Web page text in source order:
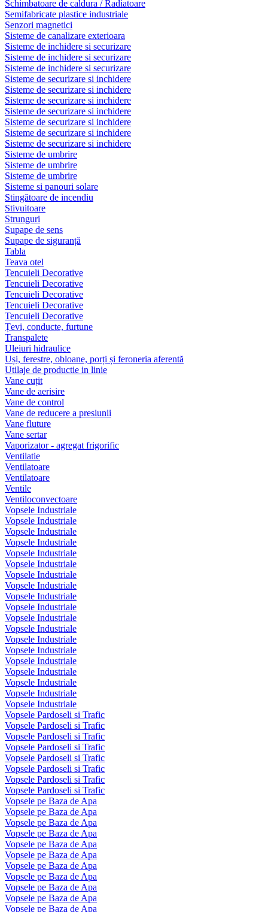
Schimbatoare de caldura / Radiatoare
Semifabricate plastice industriale
Senzori magnetici
Sisteme de canalizare exterioara
Sisteme de inchidere si securizare
Sisteme de inchidere si securizare
Sisteme de inchidere si securizare
Sisteme de securizare si inchidere
Sisteme de securizare si inchidere
Sisteme de securizare si inchidere
Sisteme de securizare si inchidere
Sisteme de securizare si inchidere
Sisteme de securizare si inchidere
Sisteme de securizare si inchidere
Sisteme de umbrire
Sisteme de umbrire
Sisteme de umbrire
Sisteme si panouri solare
Stingătoare de incendiu
Stivuitoare
Strunguri
Supape de sens
Supape de siguranță
Tabla
Teava otel
Tencuieli Decorative
Tencuieli Decorative
Tencuieli Decorative
Tencuieli Decorative
Tencuieli Decorative
Țevi, conducte, furtune
Transpalete
Uleiuri hidraulice
Uși, ferestre, obloane, porți și feroneria aferentă
Utilaje de productie in linie
Vane cuțit
Vane de aerisire
Vane de control
Vane de reducere a presiunii
Vane fluture
Vane sertar
Vaporizator - agregat frigorific
Ventilatie
Ventilatoare
Ventilatoare
Ventile
Ventiloconvectoare
Vopsele Industriale
Vopsele Industriale
Vopsele Industriale
Vopsele Industriale
Vopsele Industriale
Vopsele Industriale
Vopsele Industriale
Vopsele Industriale
Vopsele Industriale
Vopsele Industriale
Vopsele Industriale
Vopsele Industriale
Vopsele Industriale
Vopsele Industriale
Vopsele Industriale
Vopsele Industriale
Vopsele Industriale
Vopsele Industriale
Vopsele Industriale
Vopsele Pardoseli si Trafic
Vopsele Pardoseli si Trafic
Vopsele Pardoseli si Trafic
Vopsele Pardoseli si Trafic
Vopsele Pardoseli si Trafic
Vopsele Pardoseli si Trafic
Vopsele Pardoseli si Trafic
Vopsele Pardoseli si Trafic
Vopsele pe Baza de Apa
Vopsele pe Baza de Apa
Vopsele pe Baza de Apa
Vopsele pe Baza de Apa
Vopsele pe Baza de Apa
Vopsele pe Baza de Apa
Vopsele pe Baza de Apa
Vopsele pe Baza de Apa
Vopsele pe Baza de Apa
Vopsele pe Baza de Apa
Vopsele pe Baza de Apa